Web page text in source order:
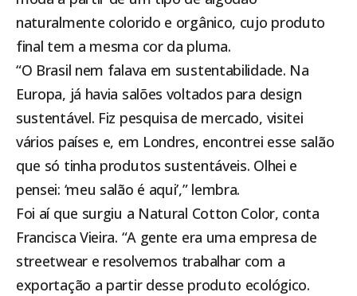
naturalmente colorido e orgânico, cujo produto
final tem a mesma cor da pluma.
“O Brasil nem falava em sustentabilidade. Na
Europa, já havia salões voltados para design
sustentável. Fiz pesquisa de mercado, visitei
vários países e, em Londres, encontrei esse salão
que só tinha produtos sustentáveis. Olhei e
pensei: ‘meu salão é aqui’,” lembra.
Foi aí que surgiu a Natural Cotton Color, conta
Francisca Vieira. “A gente era uma empresa de
streetwear e resolvemos trabalhar com a
exportação a partir desse produto ecológico.